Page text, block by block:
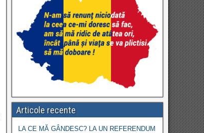
Articole recente
LA CE MĂ GÂNDESC? LA UN REFERENDUM